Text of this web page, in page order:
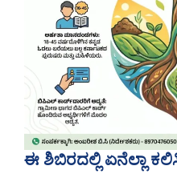
ಈ ಶಿಬಿರದಲ್ಲಿ ಏನೆಲ್ಲಾ